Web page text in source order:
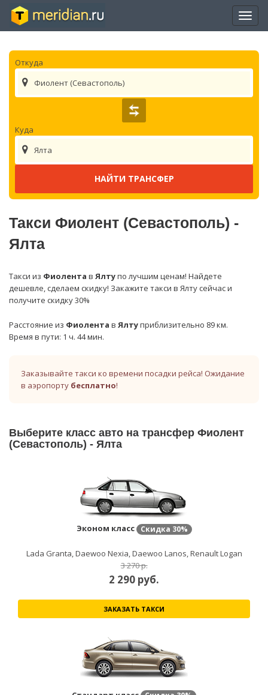
Откуда
Фиолент (Севастополь)
Куда
Ялта
Такси Фиолент (Севастополь) -
Ялта
Такси из Фиолента в Ялтупо лучшим ценам! Найдете
дешевле, сделаем скидку! Закажите такси в Ялту сейчас и
получите скидку 30%
Расстояние из Фиолента в Ялтуприблизительно 89 км.
Время в пути: 1 ч. 44 мин.
Заказывайте такси ко времени посадки рейса! Ожидание
в аэропорту бесплатно!
Выберите класс авто на трансфер Фиолент
(Севастополь) - Ялта
Эконом класс Скидка 30%
Lada Granta, Daewoo Nexia, Daewoo Lanos, Renault Logan
3 270 р.
2 290 руб.
ЗАКАЗАТЬ ТАКСИ